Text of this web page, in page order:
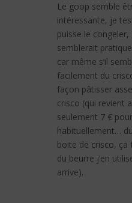
Le goop semble
intéressante, je
puisse le
semblerait
car même s’il
facilement du
façon pâtisser
crisco (qui revient
seulement 7 €
habituellement…
boite de crisco, ça
du beurre j’en
arrive).